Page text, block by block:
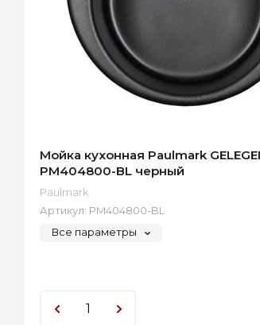
Мойка кухонная Paulmark
PM404800-BL черный
Paulmark
Артикул: PM404800-BL
Все параметры